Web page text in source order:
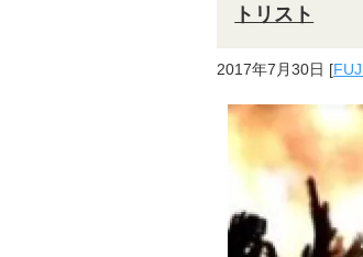
トリスト
2017年7月30日 [